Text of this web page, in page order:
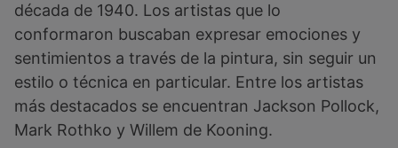
década de 1940. Los artistas que lo
conformaron buscaban expresar emociones y
sentimientos a través de la pintura, sin seguir un
estilo o técnica en particular. Entre los artistas
más destacados se encuentran Jackson Pollock,
Mark Rothko y Willem de Kooning.